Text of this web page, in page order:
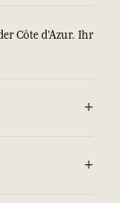
Côte d’Azur. Ihr